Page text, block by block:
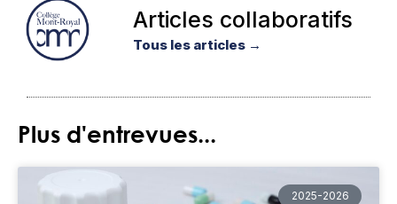
Articles collaboratifs
Tous les articles →
Plus d'entrevues...
2025-2026